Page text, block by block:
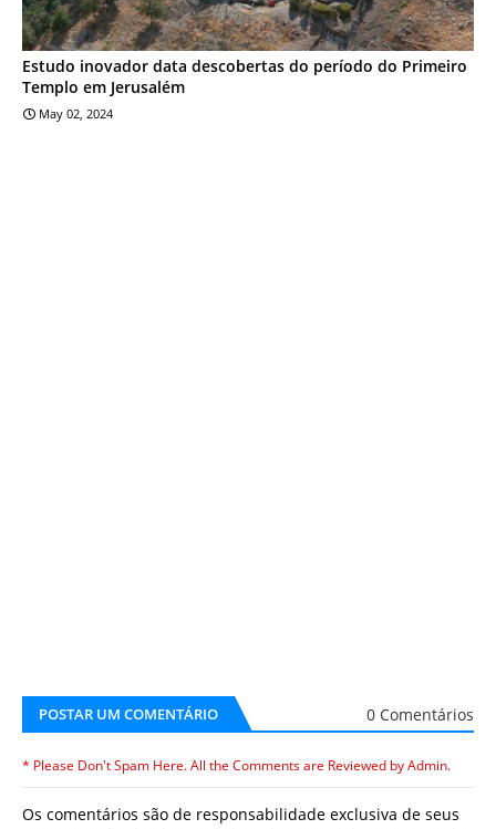
Estudo inovador data descobertas do período do Primeiro
Templo em Jerusalém
May 02, 2024
POSTAR UM COMENTÁRIO 0 Comentários
* Please Don't Spam Here. All the Comments are Reviewed by Admin.
Os comentários são de responsabilidade exclusiva de seus